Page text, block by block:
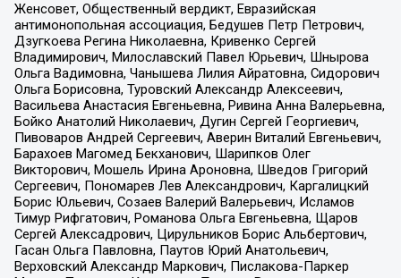
Женсовет, Общественный вердикт, Евразийская
антимонопольная ассоциация, Бедушев Петр Петрович,
Дзугкоева Регина Николаевна, Кривенко Сергей
Владимирович, Милославский Павел Юрьевич, Шнырова
Ольга Вадимовна, Чанышева Лилия Айратовна, Сидорович
Ольга Борисовна, Туровский Александр Алексеевич,
Васильева Анастасия Евгеньевна, Ривина Анна Валерьевна,
Бойко Анатолий Николаевич, Дугин Сергей Георгиевич,
Пивоваров Андрей Сергеевич, Аверин Виталий Евгеньевич,
Барахоев Магомед Бекханович, Шарипков Олег
Викторович, Мошель Ирина Ароновна, Шведов Григорий
Сергеевич, Пономарев Лев Александрович, Каргалицкий
Борис Юльевич, Созаев Валерий Валерьевич, Исламов
Тимур Рифгатович, Романова Ольга Евгеньевна, Щаров
Сергей Алексадрович, Цирульников Борис Альбертович,
Гасан Ольга Павловна, Паутов Юрий Анатольевич,
Верховский Александр Маркович, Пислакова-Паркер